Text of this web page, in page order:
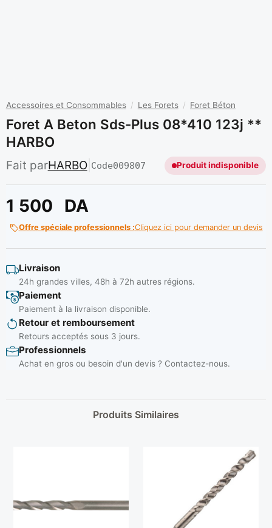
Accessoires et Consommables / Les Forets / Foret Béton
Foret A Beton Sds-Plus 08*410 123j **
HARBO
Fait parHARBO| Code009807 Produit indisponible
1 500 DA
Offre spéciale professionnels :Cliquez ici pour demander un devis
Livraison
24h grandes villes, 48h à 72h autres régions.
Paiement
Paiement à la livraison disponible.
Retour et remboursement
Retours acceptés sous 3 jours.
Professionnels
Achat en gros ou besoin d'un devis ? Contactez-nous.
Produits Similaires